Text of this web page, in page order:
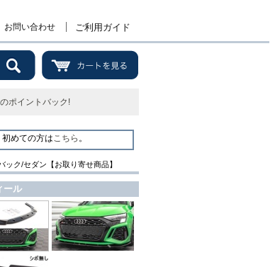
お問い合わせ ご利用ガイド
のポイントバック!
めての方はこちら 。
ク/セダン【お取り寄せ商品】
ール